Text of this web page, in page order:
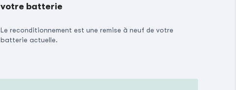
votre batterie
Le reconditionnement est une remise à neuf de votre
batterie actuelle.